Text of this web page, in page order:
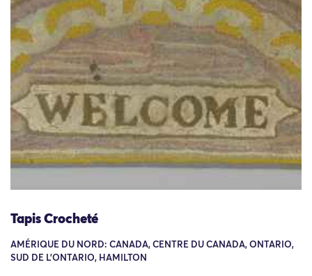
Tapis Crocheté
AMÉRIQUE DU NORD: CANADA, CENTRE DU CANADA, ONTARIO,
SUD DE L'ONTARIO, HAMILTON